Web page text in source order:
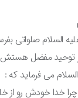
السلام صلواتی
توحید مفضل هستش.
می فرماید که :
خدا خودش رو از